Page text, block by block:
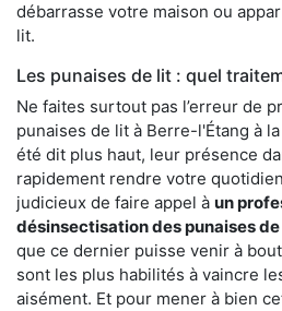
débarrasse votre maison ou
lit.
Les punaises de lit : quel
Ne faites surtout pas l’erreur de
punaises de lit à Berre-l'Étang à
été dit plus haut, leur présence
rapidement rendre votre
judicieux de faire appel à un
désinsectisation des punaises
que ce dernier puisse venir à
sont les plus habilités à vaincre
aisément. Et pour mener à bien